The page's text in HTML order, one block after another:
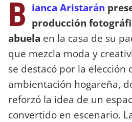
B ianca Aristarán
producción
abuela en la casa de su
que mezcla moda y
se destacó por la elección
ambientación hogareña,
reforzó la idea de un
convertido en escenario.